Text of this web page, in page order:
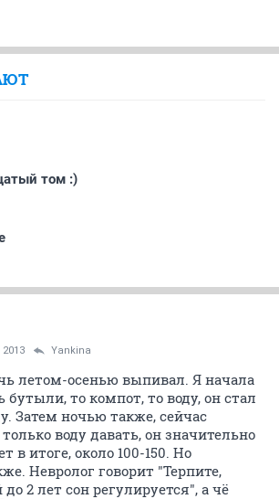
том :)
Yankina
летом-осенью выпивал. Я начала
бутыли, то компот, то воду, он стал
Затем ночью также, сейчас
воду давать, он значительно
в итоге, около 100-150. Но
Невролог говорит "Терпите,
2 лет сон регулируется", а чё